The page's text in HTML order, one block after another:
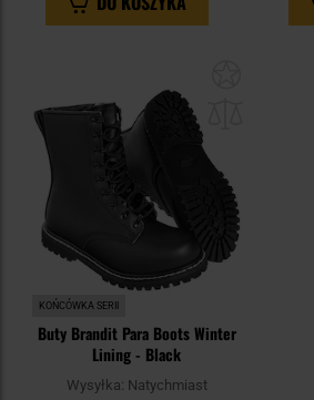
KOŃCÓWKA SERII
Buty Brandit Para Boots Winter
Lining - Black
Wysyłka: Natychmiast